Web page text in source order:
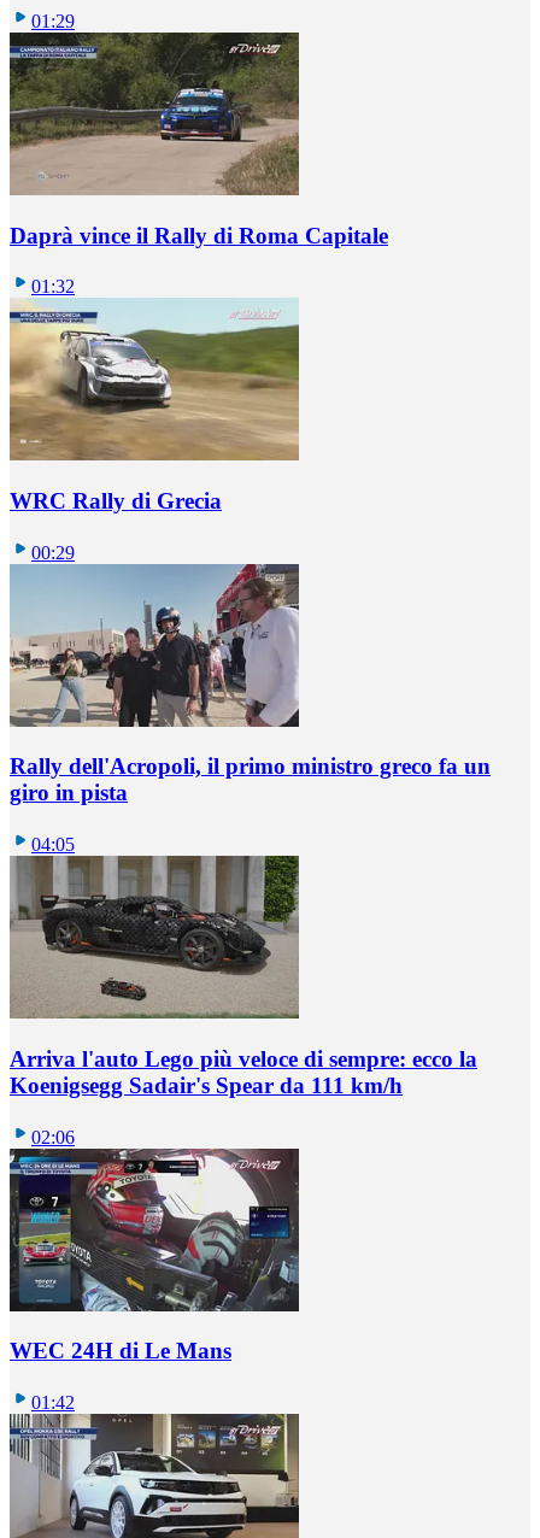
01:29
Daprà vince il Rally di Roma Capitale
01:32
WRC Rally di Grecia
00:29
Rally dell'Acropoli, il primo ministro greco fa un
giro in pista
04:05
Arriva l'auto Lego più veloce di sempre: ecco la
Koenigsegg Sadair's Spear da 111 km/h
02:06
WEC 24H di Le Mans
01:42